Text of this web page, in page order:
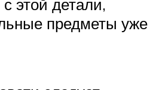
этой детали,
предметы уже